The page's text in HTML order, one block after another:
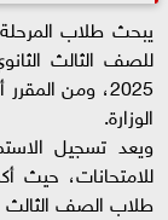
يبحث طلاب
الوزارة.
ويعد تسجيل
للامتحانات، حيث
طلاب الصف الثالث